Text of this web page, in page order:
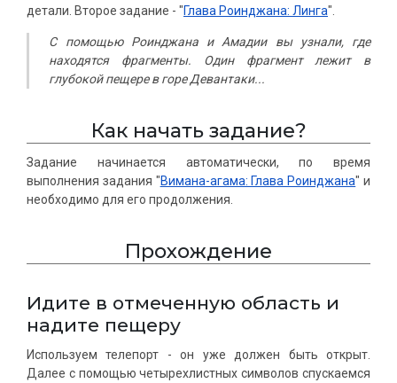
детали. Второе задание - "Глава Роинджана: Линга".
С помощью Роинджана и Амадии вы узнали, где
находятся фрагменты. Один фрагмент лежит в
глубокой пещере в горе Девантаки...
Как начать задание?
Задание начинается автоматически, по время
выполнения задания "Вимана-агама: Глава Роинджана" и
необходимо для его продолжения.
Прохождение
Идите в отмеченную область и
надите пещеру
Используем телепорт - он уже должен быть открыт.
Далее с помощью четырехлистных символов спускаемся